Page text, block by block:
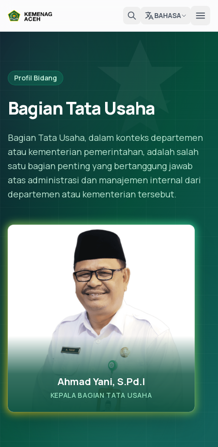
BAHASA
Profil Bidang
Bagian Tata Usaha
Bagian Tata Usaha, dalam konteks departemen
atau kementerian pemerintahan, adalah salah
satu bagian penting yang bertanggung jawab
atas administrasi dan manajemen internal dari
departemen atau kementerian tersebut.
Ahmad Yani, S.Pd.I
KEPALA BAGIAN TATA USAHA